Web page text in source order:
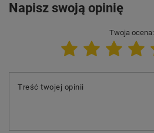
Napisz swoją opinię
Twoja ocena:
Treść twojej opinii